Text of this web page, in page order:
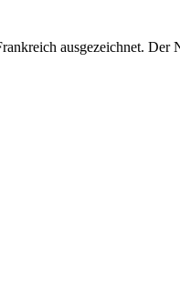
ausgezeichnet. Der